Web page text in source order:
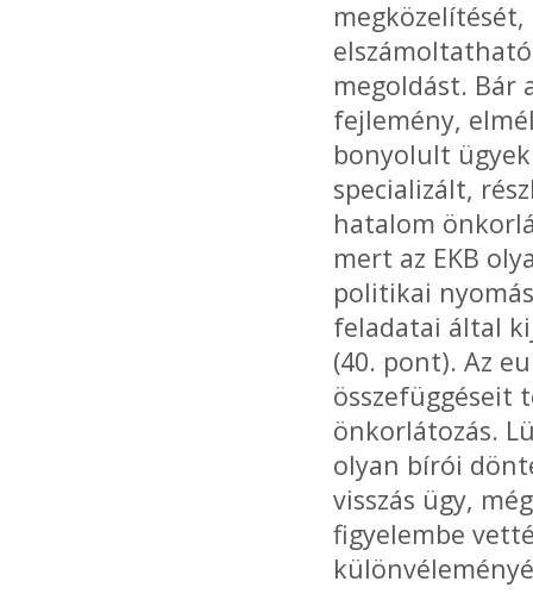
megoldást. Bár
fejlemény,
bonyolult
specializált,
hatalom
mert az EKB
politikai
feladatai által
(40. pont). Az
összefüggéseit
önkorlátozás.
olyan bírói
visszás ügy,
figyelembe